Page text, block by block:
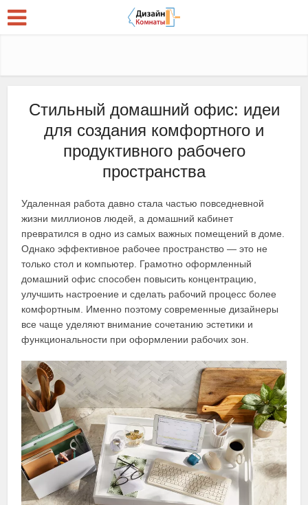
Стильный домашний офис: идеи
для создания комфортного и
продуктивного рабочего
пространства
Удаленная работа давно стала частью повседневной
жизни миллионов людей, а домашний кабинет
превратился в одно из самых важных помещений в доме.
Однако эффективное рабочее пространство — это не
только стол и компьютер. Грамотно оформленный
домашний офис способен повысить концентрацию,
улучшить настроение и сделать рабочий процесс более
комфортным. Именно поэтому современные дизайнеры
все чаще уделяют внимание сочетанию эстетики и
функциональности при оформлении рабочих зон.